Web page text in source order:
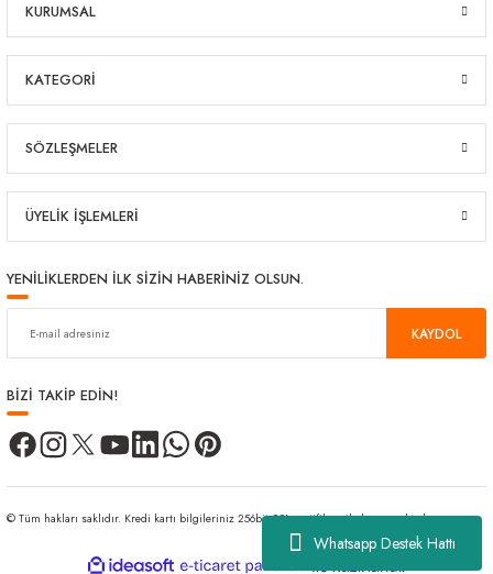
Whatsapp Destek Hattı
KURUMSAL
KATEGORİ
SÖZLEŞMELER
ÜYELİK İŞLEMLERİ
YENİLİKLERDEN İLK SİZİN HABERİNİZ OLSUN.
KAYDOL
BİZİ TAKİP EDİN!
© Tüm hakları saklıdır. Kredi kartı bilgileriniz 256bit SSL sertifikası ile korunmaktadır.
ideasoft